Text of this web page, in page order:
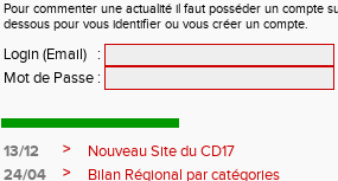
Pour commenter une actualité il faut posséder un compte
dessous pour vous identifier ou vous créer un compte.
Login (Email)
:
Mot de Passe :
13/12 >
Nouveau Site du CD17
24/04
>
Bilan Régional par catégories